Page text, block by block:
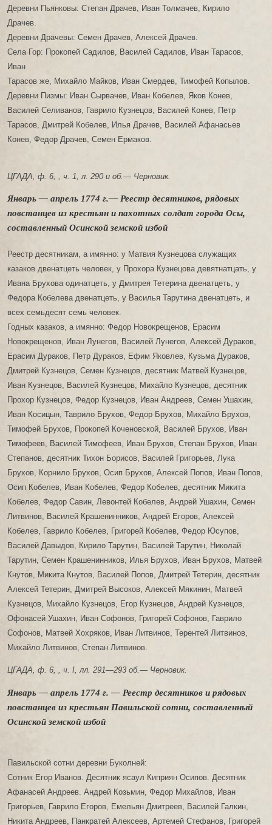
Деревни Пьянковы: Степан Драчев, Иван Толмачев, Кирило
Драчев.
Деревни Драчевы: Семен Драчев, Алексей Драчев.
Села Гор: Прокопей Садилов, Василей Садилов, Иван Тарасов,
Иван
Тарасов же, Михайло Майков, Иван Смердев, Тимофей Копылов.
Деревни Пизмы: Иван Сырвачев, Иван Кобелев, Яков Конев,
Василей Селиванов, Гаврило Кузнецов, Василей Конев, Петр
Тарасов, Дмитрей Кобелев, Илья Драчев, Василей Афанасьев
Конев, Федор Драчев, Семен Ермаков.
ЦГАДА, ф. 6, , ч. 1, л. 290 и об.— Черновик.
Январь — апрель 1774 г.— Реестр десятников, рядовых
повстанцев из крестьян и пахотных солдат города Осы,
составленный Осинской земской избой
Реестр десятникам, а имянно: у Матвия Кузнецова служащих
казаков двенатцеть человек, у Прохора Кузнецова девятнатцать, у
Ивана Брухова одинатцеть, у Дмитрея Тетерина двенатцеть, у
Федора Кобелева двенатцеть, у Василья Тарутина двенатцеть, и
всех семьдесят семь человек.
Годных казаков, а имянно: Федор Новокрещенов, Ерасим
Новокрещенов, Иван Лунегов, Василей Лунегов, Алексей Дураков,
Ерасим Дураков, Петр Дураков, Ефим Яковлев, Кузьма Дураков,
Дмитрей Кузнецов, Семен Кузнецов, десятник Матвей Кузнецов,
Иван Кузнецов, Василей Кузнецов, Михайло Кузнецов, десятник
Прохор Кузнецов, Федор Кузнецов, Иван Андреев, Семен Ушахин,
Иван Косицын, Таврило Брухов, Федор Брухов, Михайло Брухов,
Тимофей Брухов, Прокопей Коченовской, Василей Брухов, Иван
Тимофеев, Василей Тимофеев, Иван Брухов, Степан Брухов, Иван
Степанов, десятник Тихон Борисов, Василей Григорьев, Лука
Брухов, Корнило Брухов, Осип Брухов, Алексей Попов, Иван Попов,
Осип Кобелев, Иван Кобелев, Федор Кобелев, десятник Микита
Кобелев, Федор Савин, Левонтей Кобелев, Андрей Ушахин, Семен
Литвинов, Василей Крашенинников, Андрей Егоров, Алексей
Кобелев, Гаврило Кобелев, Григорей Кобелев, Федор Юсупов,
Василей Давыдов, Кирило Тарутин, Василей Тарутин, Николай
Тарутин, Семен Крашенинников, Илья Брухов, Иван Брухов, Матвей
Кнутов, Микита Кнутов, Василей Попов, Дмитрей Тетерин, десятник
Алексей Тетерин, Дмитрей Высоков, Алексей Мякинин, Матвей
Кузнецов, Михайло Кузнецов, Егор Кузнецов, Андрей Кузнецов,
Офонасей Ушахин, Иван Софонов, Григорей Софонов, Гаврило
Софонов, Матвей Хохряков, Иван Литвинов, Терентей Литвинов,
Михайло Литвинов, Степан Литвинов.
ЦГАДА, ф. 6, , ч. I, лл. 291—293 об.— Черновик.
Январь — апрель 1774 г. — Реестр десятников и рядовых
повстанцев из крестьян Павильской сотни, составленный
Осинской земской избой
Павильской сотни деревни Буколней:
Сотник Егор Иванов. Десятник ясаул Киприян Осипов. Десятник
Афанасей Андреев. Андрей Козьмин, Федор Михайлов, Иван
Григорьев, Гаврило Егоров, Емельян Дмитреев, Василей Галкин,
Никита Андреев, Панкратей Алексеев, Артемей Стефанов, Григорей